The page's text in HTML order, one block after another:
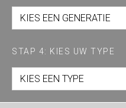
KIES EEN GENERATIE
STAP 4: KIES UW TYPE
KIES EEN TYPE